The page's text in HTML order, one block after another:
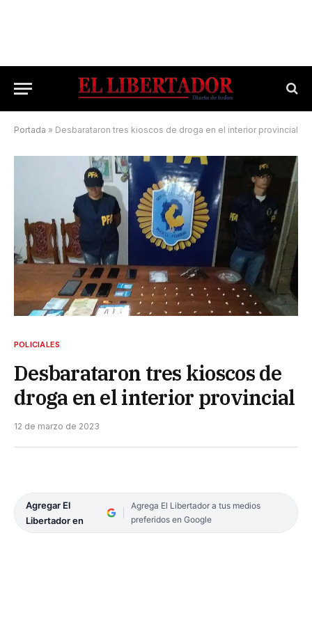
Portada » Desbarataron tres kioscos de droga en el interior provincial
POLICIALES
Desbarataron tres kioscos de
droga en el interior provincial
12 de marzo de 2023
Agregar El
Libertador en
Agrega El Libertador a tus medios
preferidos en Google